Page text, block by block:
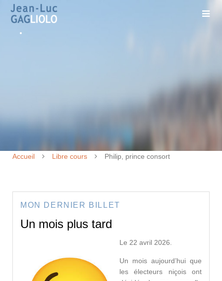
Accueil Libre cours Philip, prince consort
MON DERNIER BILLET
Un mois plus tard
Le 22 avril 2026.
Un mois aujourd’hui que
les électeurs niçois ont